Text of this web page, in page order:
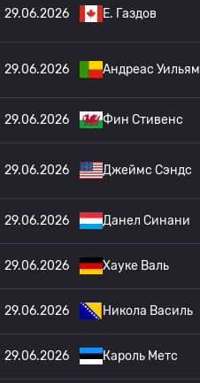
29.06.2026 Е. Газдов
29.06.2026 Андреас Уильям
29.06.2026 Фин Стивенс
29.06.2026 Джеймс Сэндс
29.06.2026 Данел Синани
29.06.2026 Хауке Валь
29.06.2026 Никола Василь
29.06.2026 Кароль Метс